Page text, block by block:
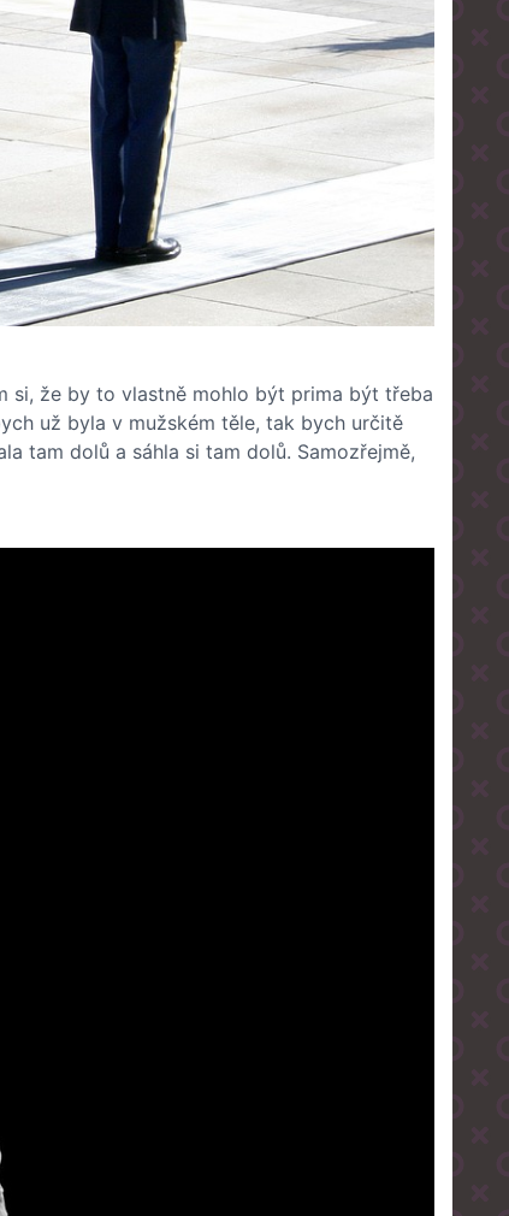
si, že by to vlastně mohlo být prima být třeba
už byla v mužském těle, tak bych určitě
tam dolů a sáhla si tam dolů. Samozřejmě,